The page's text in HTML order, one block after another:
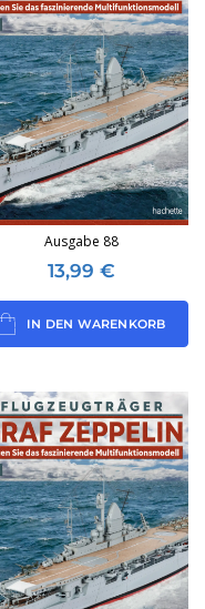
Ausgabe 88
13,99 €
IN DEN WARENKORB